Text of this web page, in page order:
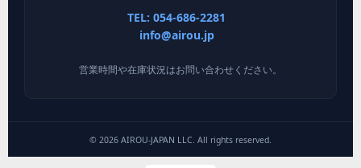
TEL: 054-686-2281
info@airou.jp
営業時間や在庫状況はお問い合わせください。
© 2026 AIROU-JAPAN LLC. All rights reserved.